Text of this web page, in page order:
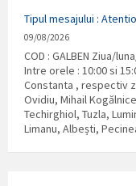
Tipul mesajului :
09/08/2026
COD : GALBEN Ziua/
Intre orele : 10:00 si
Constanta , respectiv
Ovidiu, Mihail
Techirghiol, Tuzla,
Limanu, Albești,